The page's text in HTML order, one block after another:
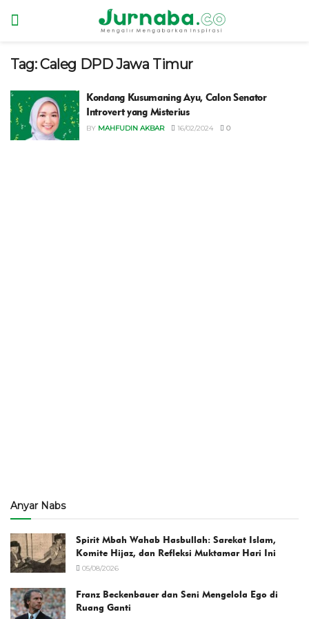
Tag:Caleg DPD Jawa Timur
Kondang Kusumaning Ayu, Calon Senator
Introvert yang Misterius
BY MAHFUDIN AKBAR 16/02/2024 0
Anyar Nabs
Spirit Mbah Wahab Hasbullah: Sarekat Islam,
Komite Hijaz, dan Refleksi Muktamar Hari Ini
05/08/2026
Franz Beckenbauer dan Seni Mengelola Ego di
Ruang Ganti